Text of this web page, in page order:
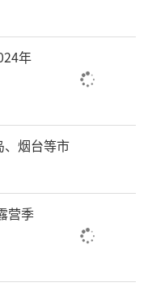
年
、烟台等市
营季